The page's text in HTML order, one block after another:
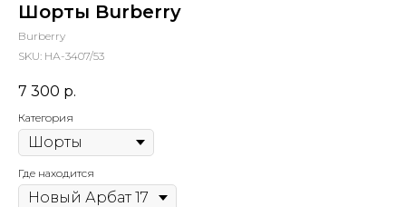
Шорты Burberry
Burberry
SKU: НА-3407/53
7 300 р.
Категория
Где находится